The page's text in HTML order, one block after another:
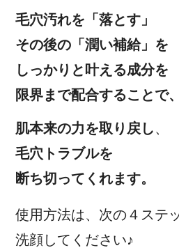
毛穴汚れを「落とす」
その後の「潤い補給」を
しっかりと叶える成分を
限界まで配合することで、
肌本来の力を取り戻し、
毛穴トラブルを
断ち切ってくれます。
使用方法は、次の４ステ
洗顔してください♪